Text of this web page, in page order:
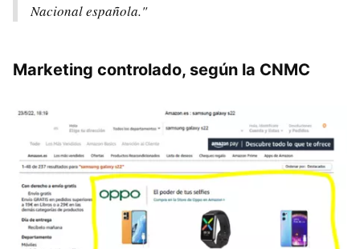
Nacional española."
Marketing controlado, según la CNMC